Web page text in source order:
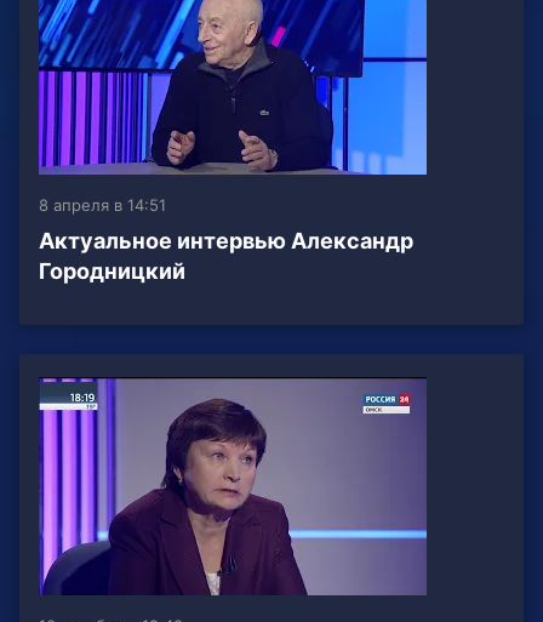
8 апреля в 14:51
Актуальное интервью Александр
Городницкий